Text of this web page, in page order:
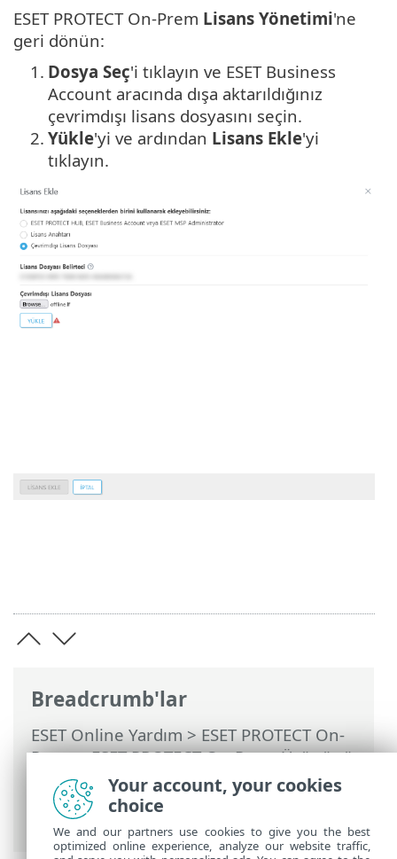
Breadcrumb'lar
ESET Online Yardım>ESET PROTECT On-
Prem>ESET PROTECT On-Prem Ürününü
Kullanma
>ESET PROTECT On-Prem Ana
Menü> Daha Fazla Lisans Yönetimi
Çevrimdışı etkinleştirme
ESET PROTECT On-Prem Lisans Yönetimi'ne
geri dönün:
1. Dosya Seç'i tıklayın ve ESET Business
Account aracında dışa aktarıldığınız
çevrimdışı lisans dosyasını seçin.
2. Yükle'yi ve ardından Lisans Ekle'yi
tıklayın.
Your account, your cookies
choice
We and our partners use cookies to give you the best
optimized online experience, analyze our website traffic,